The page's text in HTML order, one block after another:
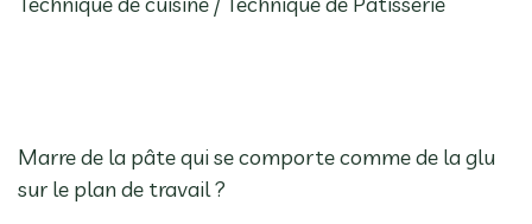
Marre de la pâte qui se comporte comme de la glu
sur le plan de travail ?